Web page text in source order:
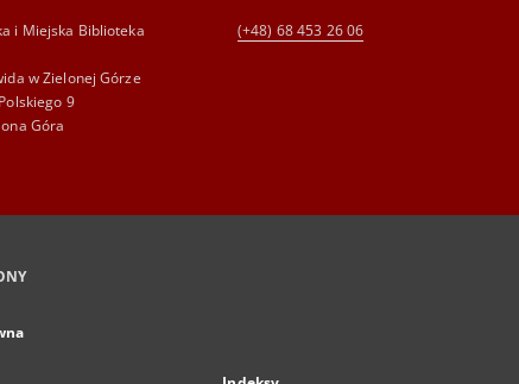
i Miejska Biblioteka
w Zielonej Górze
9
Góra
(+48) 68 453 26 06